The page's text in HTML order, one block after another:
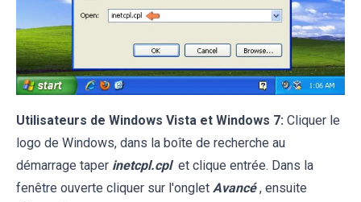
Utilisateurs de Windows Vista et Windows 7: Cliquer le
logo de Windows, dans la boîte de recherche au
démarrage taper inetcpl.cpl et clique entrée. Dans la
fenêtre ouverte cliquer sur l'onglet Avancé , ensuite